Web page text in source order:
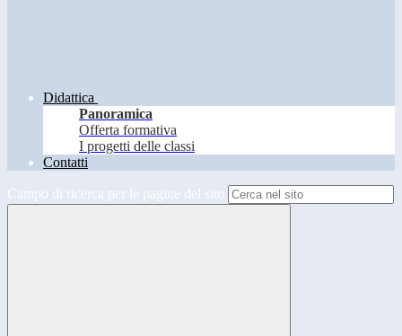
Didattica
Panoramica
Offerta formativa
I progetti delle classi
Contatti
Campo di ricerca per le pagine del sito